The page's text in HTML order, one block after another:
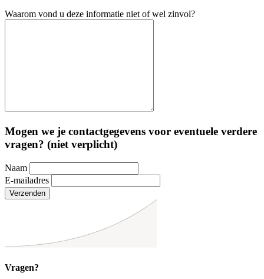
Waarom vond u deze informatie niet of wel zinvol?
Mogen we je contactgegevens voor eventuele verdere
vragen? (niet verplicht)
Naam
E-mailadres
Verzenden
Vragen?